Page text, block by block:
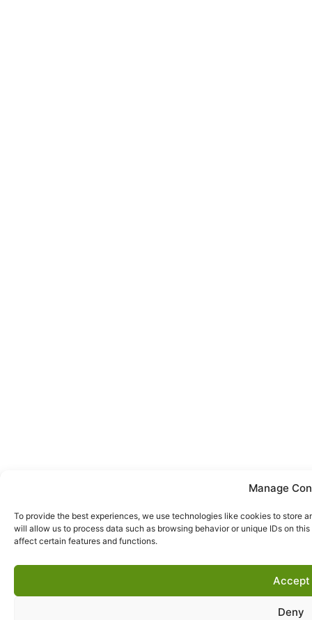
Manage
To provide the best experiences, we use technologies like cookies to store
will allow us to process data such as browsing behavior or unique IDs on
affect certain features and functions.
Accept
Deny